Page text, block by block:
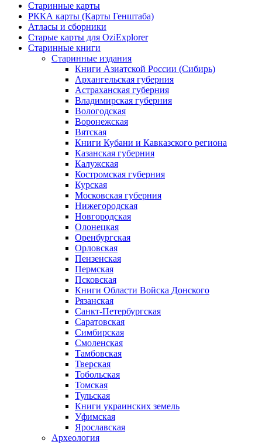
Старинные карты
РККА карты (Карты Генштаба)
Атласы и сборники
Старые карты для OziExplorer
Старинные книги
Старинные издания
Книги Азиатской России (Сибирь)
Архангельская губерния
Астраханская губерния
Владимирская губерния
Вологодская
Воронежская
Вятская
Книги Кубани и Кавказского региона
Казанская губерния
Калужская
Костромская губерния
Курская
Московская губерния
Нижегородская
Новгородская
Олонецкая
Оренбургская
Орловская
Пензенская
Пермская
Псковская
Книги Области Войска Донского
Рязанская
Санкт-Петербургская
Саратовская
Симбирская
Смоленская
Тамбовская
Тверская
Тобольская
Томская
Тульская
Книги украинских земель
Уфимская
Ярославская
Археология